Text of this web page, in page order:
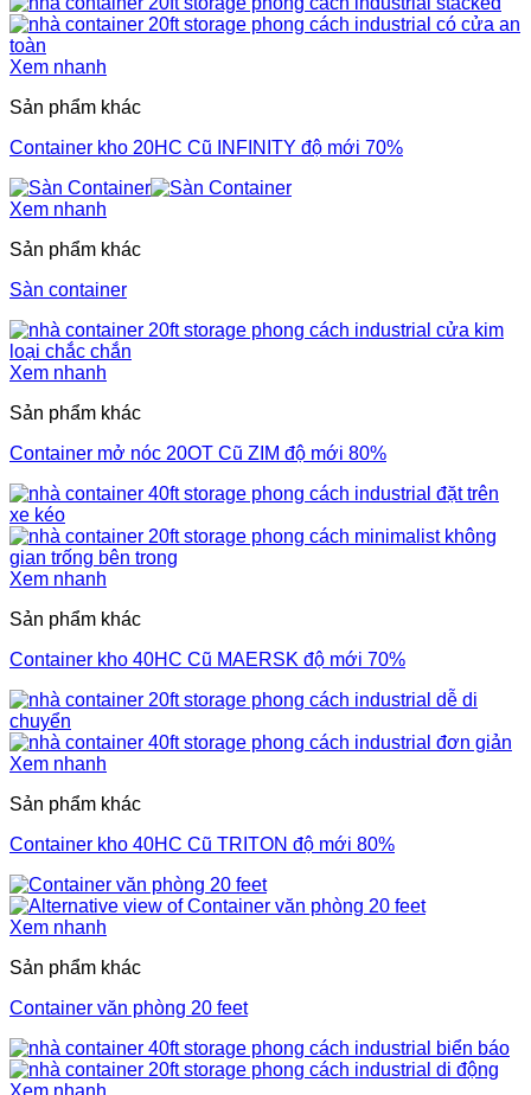
Xem nhanh
Sản phẩm khác
Container kho 20HC Cũ INFINITY độ mới 70%
Xem nhanh
Sản phẩm khác
Sàn container
Xem nhanh
Sản phẩm khác
Container mở nóc 20OT Cũ ZIM độ mới 80%
Xem nhanh
Sản phẩm khác
Container kho 40HC Cũ MAERSK độ mới 70%
Xem nhanh
Sản phẩm khác
Container kho 40HC Cũ TRITON độ mới 80%
Xem nhanh
Sản phẩm khác
Container văn phòng 20 feet
Xem nhanh